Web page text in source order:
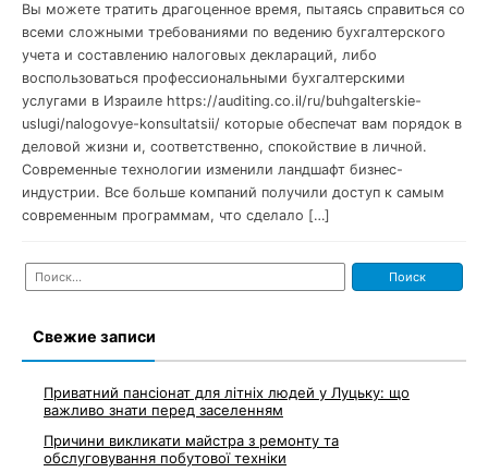
Вы можете тратить драгоценное время, пытаясь справиться со
всеми сложными требованиями по ведению бухгалтерского
учета и составлению налоговых деклараций, либо
воспользоваться профессиональными бухгалтерскими
услугами в Израиле https://auditing.co.il/ru/buhgalterskie-
uslugi/nalogovye-konsultatsii/ которые обеспечат вам порядок в
деловой жизни и, соответственно, спокойствие в личной.
Современные технологии изменили ландшафт бизнес-
индустрии. Все больше компаний получили доступ к самым
современным программам, что сделало […]
Найти:
Свежие записи
Приватний пансіонат для літніх людей у Луцьку: що
важливо знати перед заселенням
Причини викликати майстра з ремонту та
обслуговування побутової техніки